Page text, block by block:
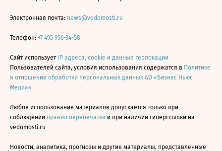
Электронная почта: news@vedomosti.ru
Телефон: +7 495 956-34-58
Сайт использует IP адреса, cookie и данные геолокации
Пользователей сайта, условия использования содержатся в Политике
в отношении обработки персональных данных АО «Бизнес Ньюс
Медиа»
Любое использование материалов допускается только при
соблюдении правил перепечатки и при наличии гиперссылки на
vedomosti.ru
Новости, аналитика, прогнозы и другие материалы, представленные